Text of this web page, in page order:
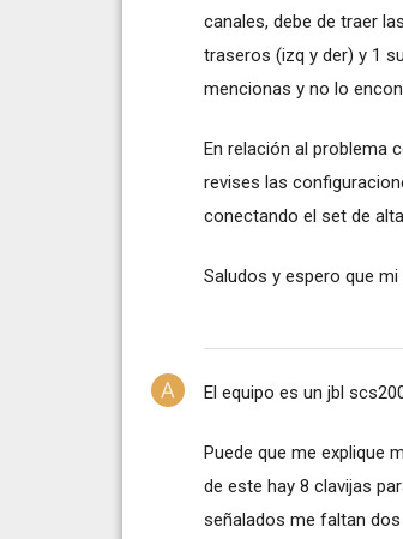
canales, debe de traer
traseros (izq y der) y 1
mencionas y no lo
En relación al problema
revises las
conectando el set de
Saludos y espero que
El equipo es un jbl
Puede que me explique
de este hay 8 clavijas
señalados me faltan